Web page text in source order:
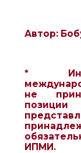
Автор:
*
не
позиции
ИПМИ.